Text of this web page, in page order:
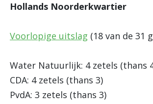
Hollands Noorderkwartier
Voorlopige uitslag (18 van de 31
Water Natuurlijk: 4 zetels (thans
CDA: 4 zetels (thans 3)
PvdA: 3 zetels (thans 3)